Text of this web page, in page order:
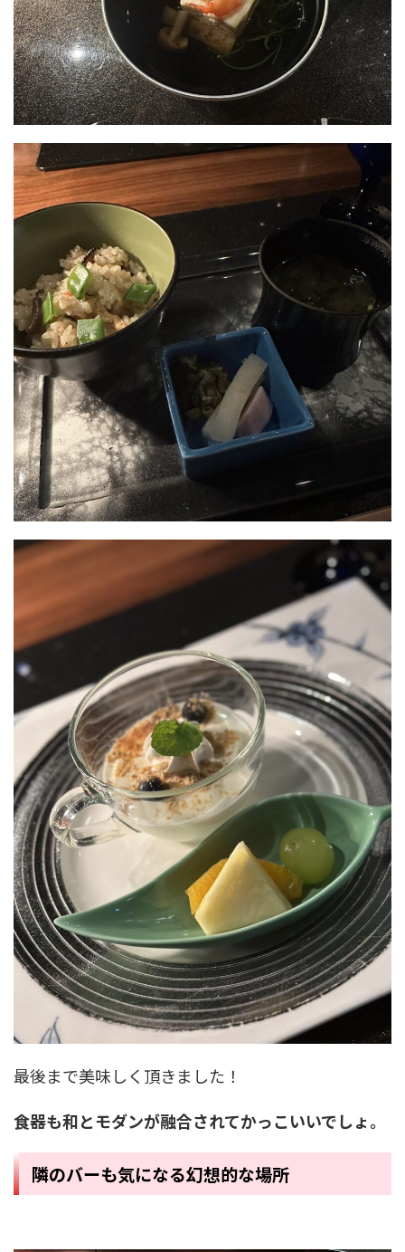
最後まで美味しく頂きました！
食器も和とモダンが融合されてかっこいいでしょ。
隣のバーも気になる幻想的な場所